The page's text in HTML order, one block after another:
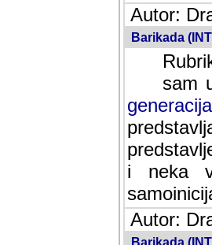
Autor:
Barikada
sam
generacija
i neka
Autor:
Barikada